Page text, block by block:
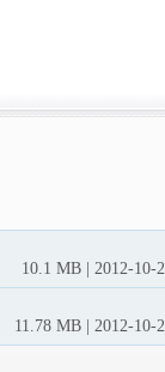
10.1 MB | 2012-10-
11.78 MB | 2012-10-